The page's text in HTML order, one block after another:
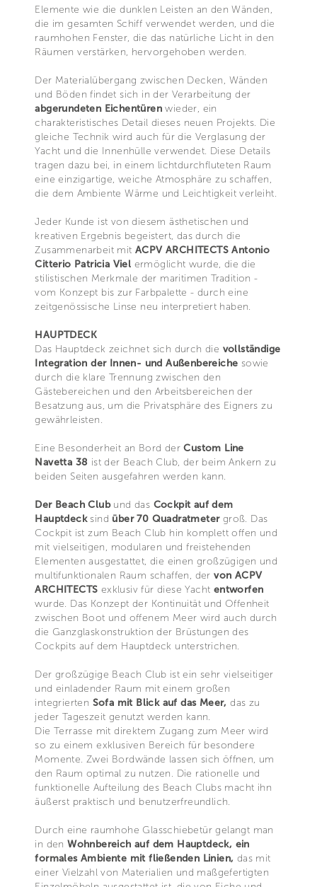
Elemente wie die dunklen Leisten an den Wänden,
die im gesamten Schiff verwendet werden, und die
raumhohen Fenster, die das natürliche Licht in den
Räumen verstärken, hervorgehoben werden.
Der Materialübergang zwischen Decken, Wänden
und Böden findet sich in der Verarbeitung der
abgerundeten Eichentürenwieder, ein
charakteristisches Detail dieses neuen Projekts. Die
gleiche Technik wird auch für die Verglasung der
Yacht und die Innenhülle verwendet. Diese Details
tragen dazu bei, in einem lichtdurchfluteten Raum
eine einzigartige, weiche Atmosphäre zu schaffen,
die dem Ambiente Wärme und Leichtigkeit verleiht.
Jeder Kunde ist von diesem ästhetischen und
kreativen Ergebnis begeistert, das durch die
Zusammenarbeit mit ACPV ARCHITECTS Antonio
Citterio Patricia Viel ermöglicht wurde, die die
stilistischen Merkmale der maritimen Tradition -
vom Konzept bis zur Farbpalette - durch eine
zeitgenössische Linse neu interpretiert haben.
HAUPTDECK
Das Hauptdeck zeichnet sich durch die vollständige
Integration der Innen- und Außenbereiche sowie
durch die klare Trennung zwischen den
Gästebereichen und den Arbeitsbereichen der
Besatzung aus, um die Privatsphäre des Eigners zu
gewährleisten.
Eine Besonderheit an Bord derCustom Line
Navetta 38 ist der Beach Club, der beim Ankern zu
beiden Seiten ausgefahren werden kann.
Der Beach Clubund das Cockpit auf dem
Hauptdecksind über 70 Quadratmeter groß. Das
Cockpit ist zum Beach Club hin komplett offen und
mit vielseitigen, modularen und freistehenden
Elementen ausgestattet, die einen großzügigen und
multifunktionalen Raum schaffen, dervon ACPV
ARCHITECTS exklusiv für diese Yacht entworfen
wurde. Das Konzept der Kontinuität und Offenheit
zwischen Boot und offenem Meer wird auch durch
die Ganzglaskonstruktion der Brüstungen des
Cockpits auf dem Hauptdeck unterstrichen.
Der großzügige Beach Club ist ein sehr vielseitiger
und einladender Raum mit einem großen
integrierten Sofa mit Blick auf das Meer, das zu
jeder Tageszeit genutzt werden kann.
Die Terrasse mit direktem Zugang zum Meer wird
so zu einem exklusiven Bereich für besondere
Momente. Zwei Bordwände lassen sich öffnen, um
den Raum optimal zu nutzen. Die rationelle und
funktionelle Aufteilung des Beach Clubs macht ihn
äußerst praktisch und benutzerfreundlich.
Durch eine raumhohe Glasschiebetür gelangt man
in denWohnbereich auf dem Hauptdeck, ein
formales Ambiente mit fließenden Linien, das mit
einer Vielzahl von Materialien und maßgefertigten